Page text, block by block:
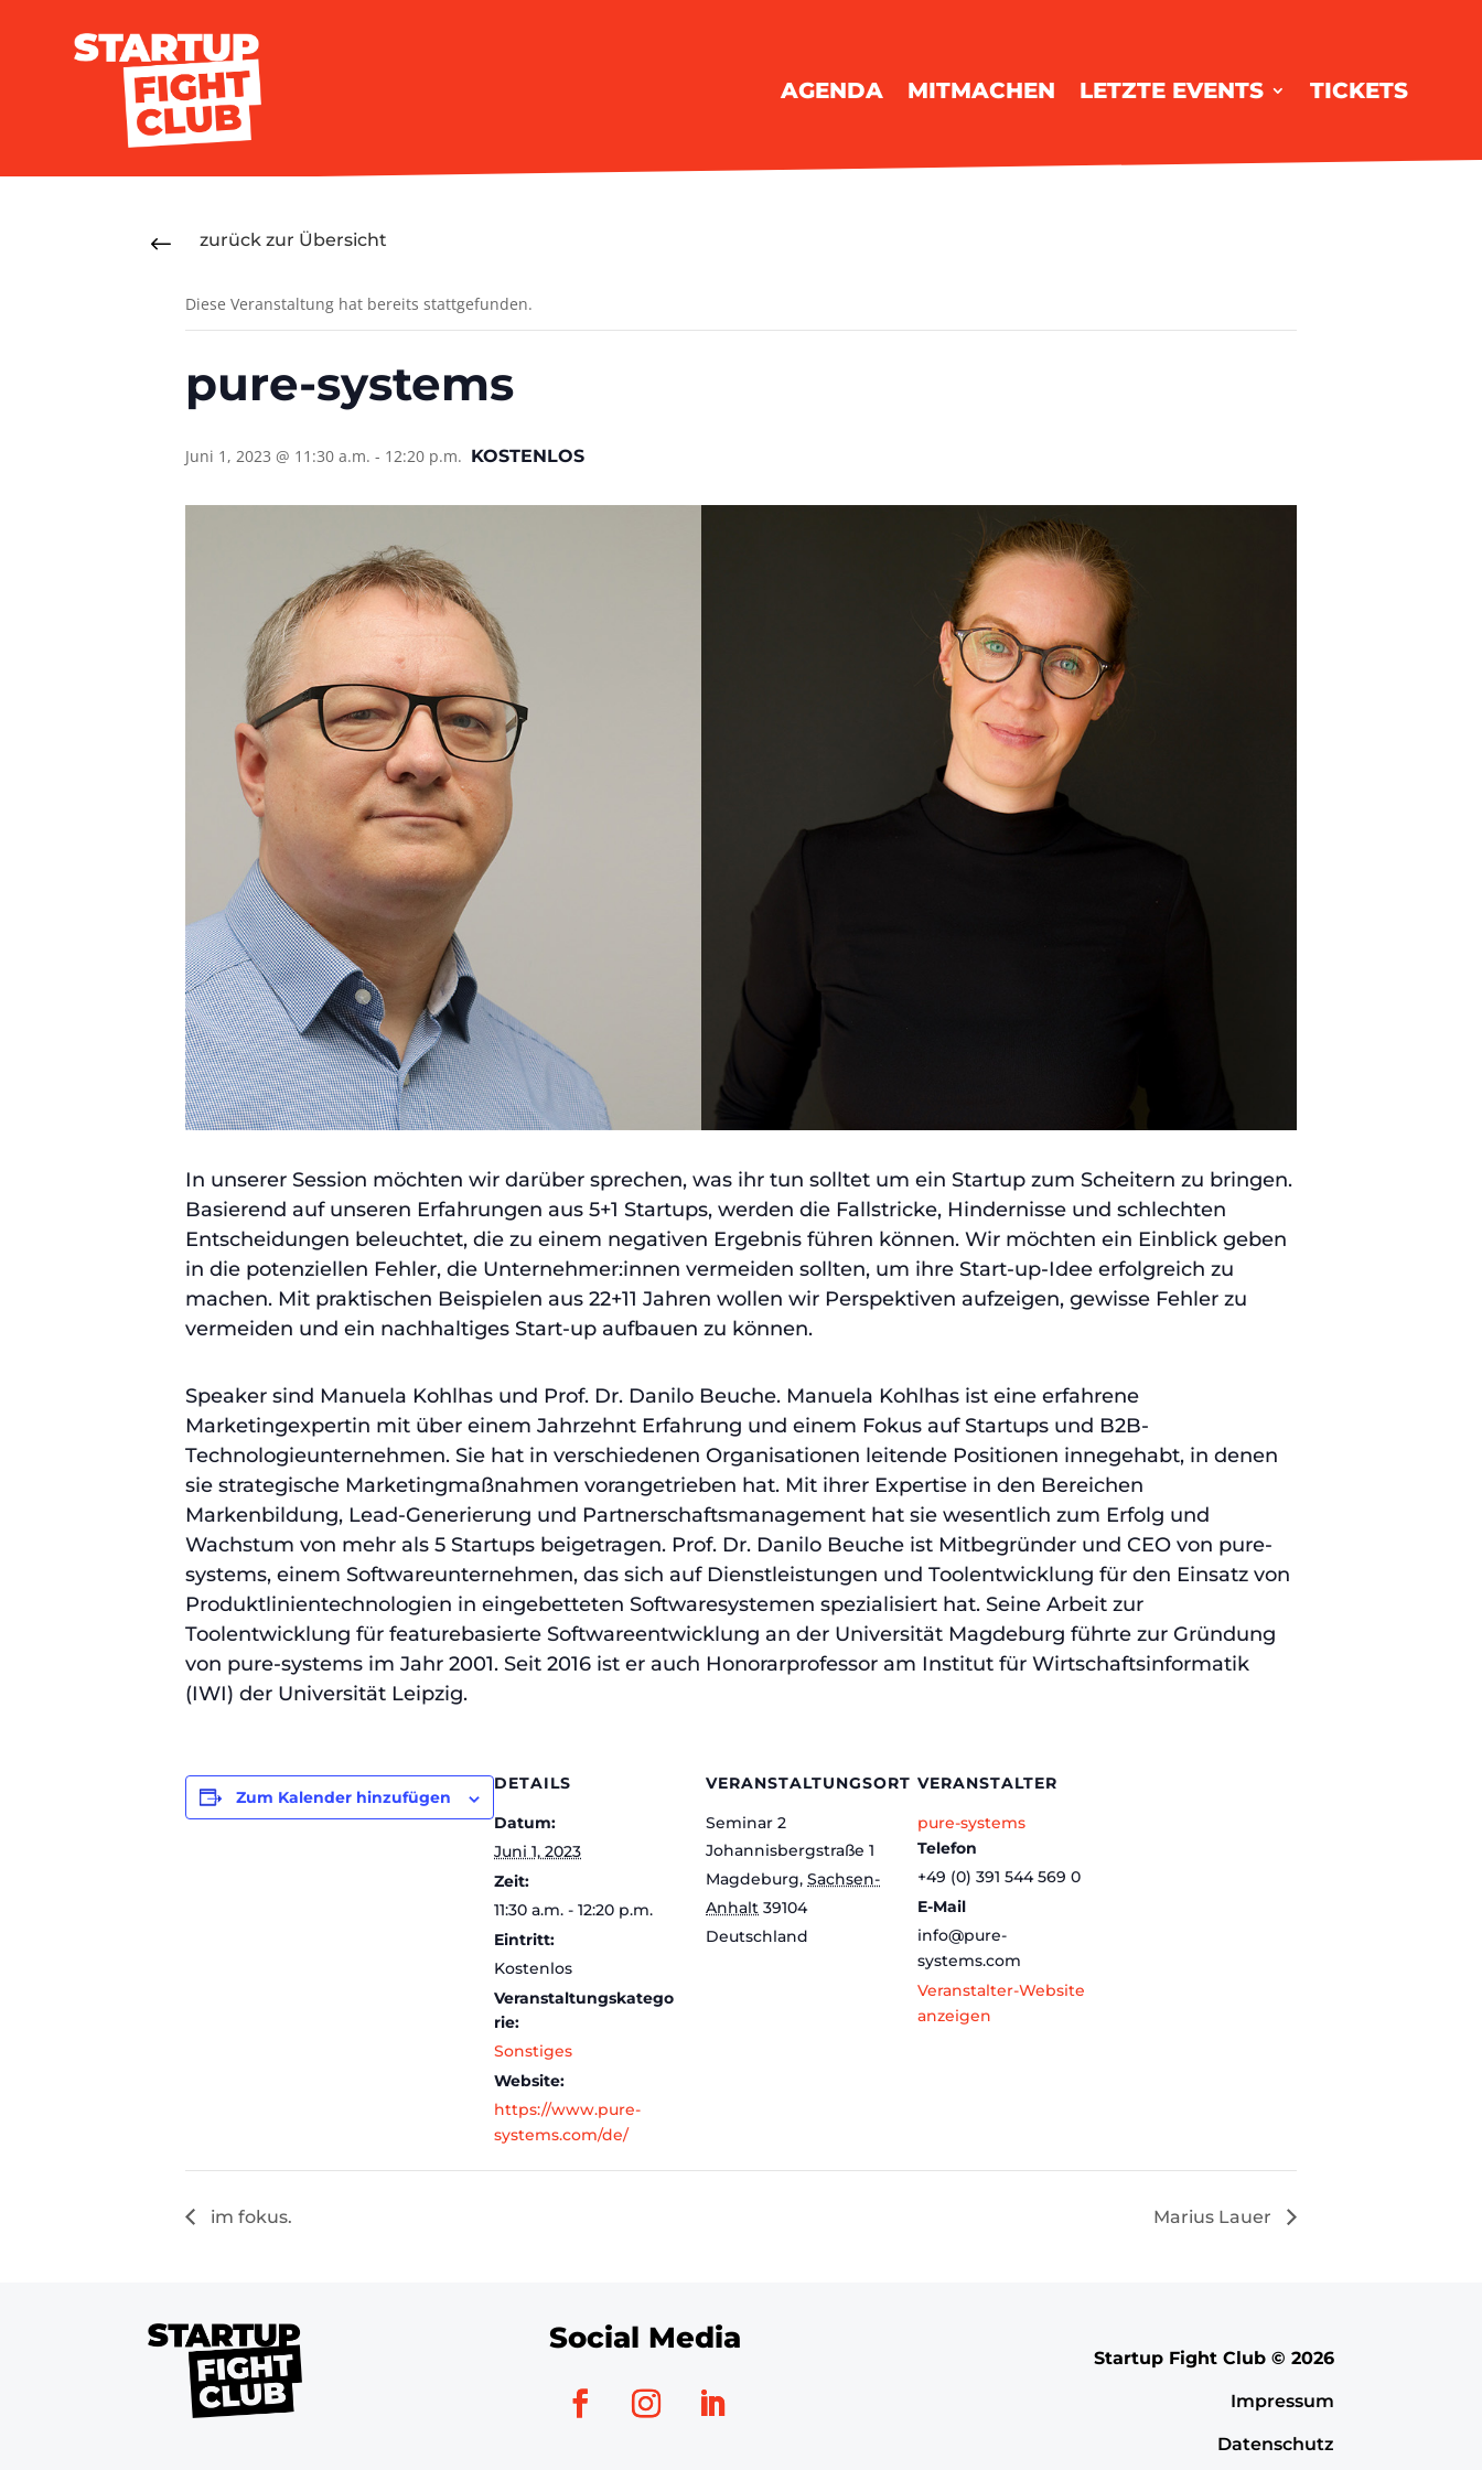
AGENDA MITMACHEN LETZTE EVENTS TICKETS
# zurück zur Übersicht
Diese Veranstaltung hat bereits stattgefunden.
pure-systems
Juni 1, 2023 @ 11:30 a.m. - 12:20 p.m. KOSTENLOS
In unserer Session möchten wir darüber sprechen, was ihr tun solltet um ein Startup zum Scheitern zu bringen.
Basierend auf unseren Erfahrungen aus 5+1 Startups, werden die Fallstricke, Hindernisse und schlechten
Entscheidungen beleuchtet, die zu einem negativen Ergebnis führen können. Wir möchten ein Einblick geben
in die potenziellen Fehler, die Unternehmer:innen vermeiden sollten, um ihre Start-up-Idee erfolgreich zu
machen. Mit praktischen Beispielen aus 22+11 Jahren wollen wir Perspektiven aufzeigen, gewisse Fehler zu
vermeiden und ein nachhaltiges Start-up aufbauen zu können.
Speaker sind Manuela Kohlhas und Prof. Dr. Danilo Beuche. Manuela Kohlhas ist eine erfahrene
Marketingexpertin mit über einem Jahrzehnt Erfahrung und einem Fokus auf Startups und B2B-
Technologieunternehmen. Sie hat in verschiedenen Organisationen leitende Positionen innegehabt, in denen
sie strategische Marketingmaßnahmen vorangetrieben hat. Mit ihrer Expertise in den Bereichen
Markenbildung, Lead-Generierung und Partnerschaftsmanagement hat sie wesentlich zum Erfolg und
Wachstum von mehr als 5 Startups beigetragen. Prof. Dr. Danilo Beuche ist Mitbegründer und CEO von pure-
systems, einem Softwareunternehmen, das sich auf Dienstleistungen und Toolentwicklung für den Einsatz von
Produktlinientechnologien in eingebetteten Softwaresystemen spezialisiert hat. Seine Arbeit zur
Toolentwicklung für featurebasierte Softwareentwicklung an der Universität Magdeburg führte zur Gründung
von pure-systems im Jahr 2001. Seit 2016 ist er auch Honorarprofessor am Institut für Wirtschaftsinformatik
(IWI) der Universität Leipzig.
Zum Kalender hinzufügen
DETAILS
Datum:
Juni 1, 2023
Zeit:
11:30 a.m. - 12:20 p.m.
Eintritt:
Kostenlos
Veranstaltungskatego
rie:
Sonstiges
Website:
https://www.pure-
systems.com/de/
VERANSTALTUNGSORT
Seminar 2
Johannisbergstraße 1
Magdeburg, Sachsen-
Anhalt 39104
Deutschland
VERANSTALTER
pure-systems
Telefon
+49 (0) 391 544 569 0
E-Mail
info@pure-
systems.com
Veranstalter-Website
anzeigen
im fokus. Marius Lauer
Social Media
Startup Fight Club © 2026
Impressum
Datenschutz